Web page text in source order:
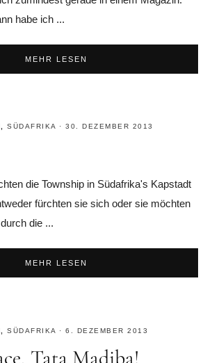
habe ich ...
MEHR LESEN
, SÜDAFRIKA · 30. DEZEMBER 2013
die Township in Südafrika's Kapstadt
fürchten sie sich oder sie möchten
die ...
MEHR LESEN
SÜDAFRIKA · 6. DEZEMBER 2013
Tata Madiba!